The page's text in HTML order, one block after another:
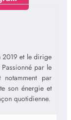
2019 et le dirige
par le
par
son énergie et
quotidienne.